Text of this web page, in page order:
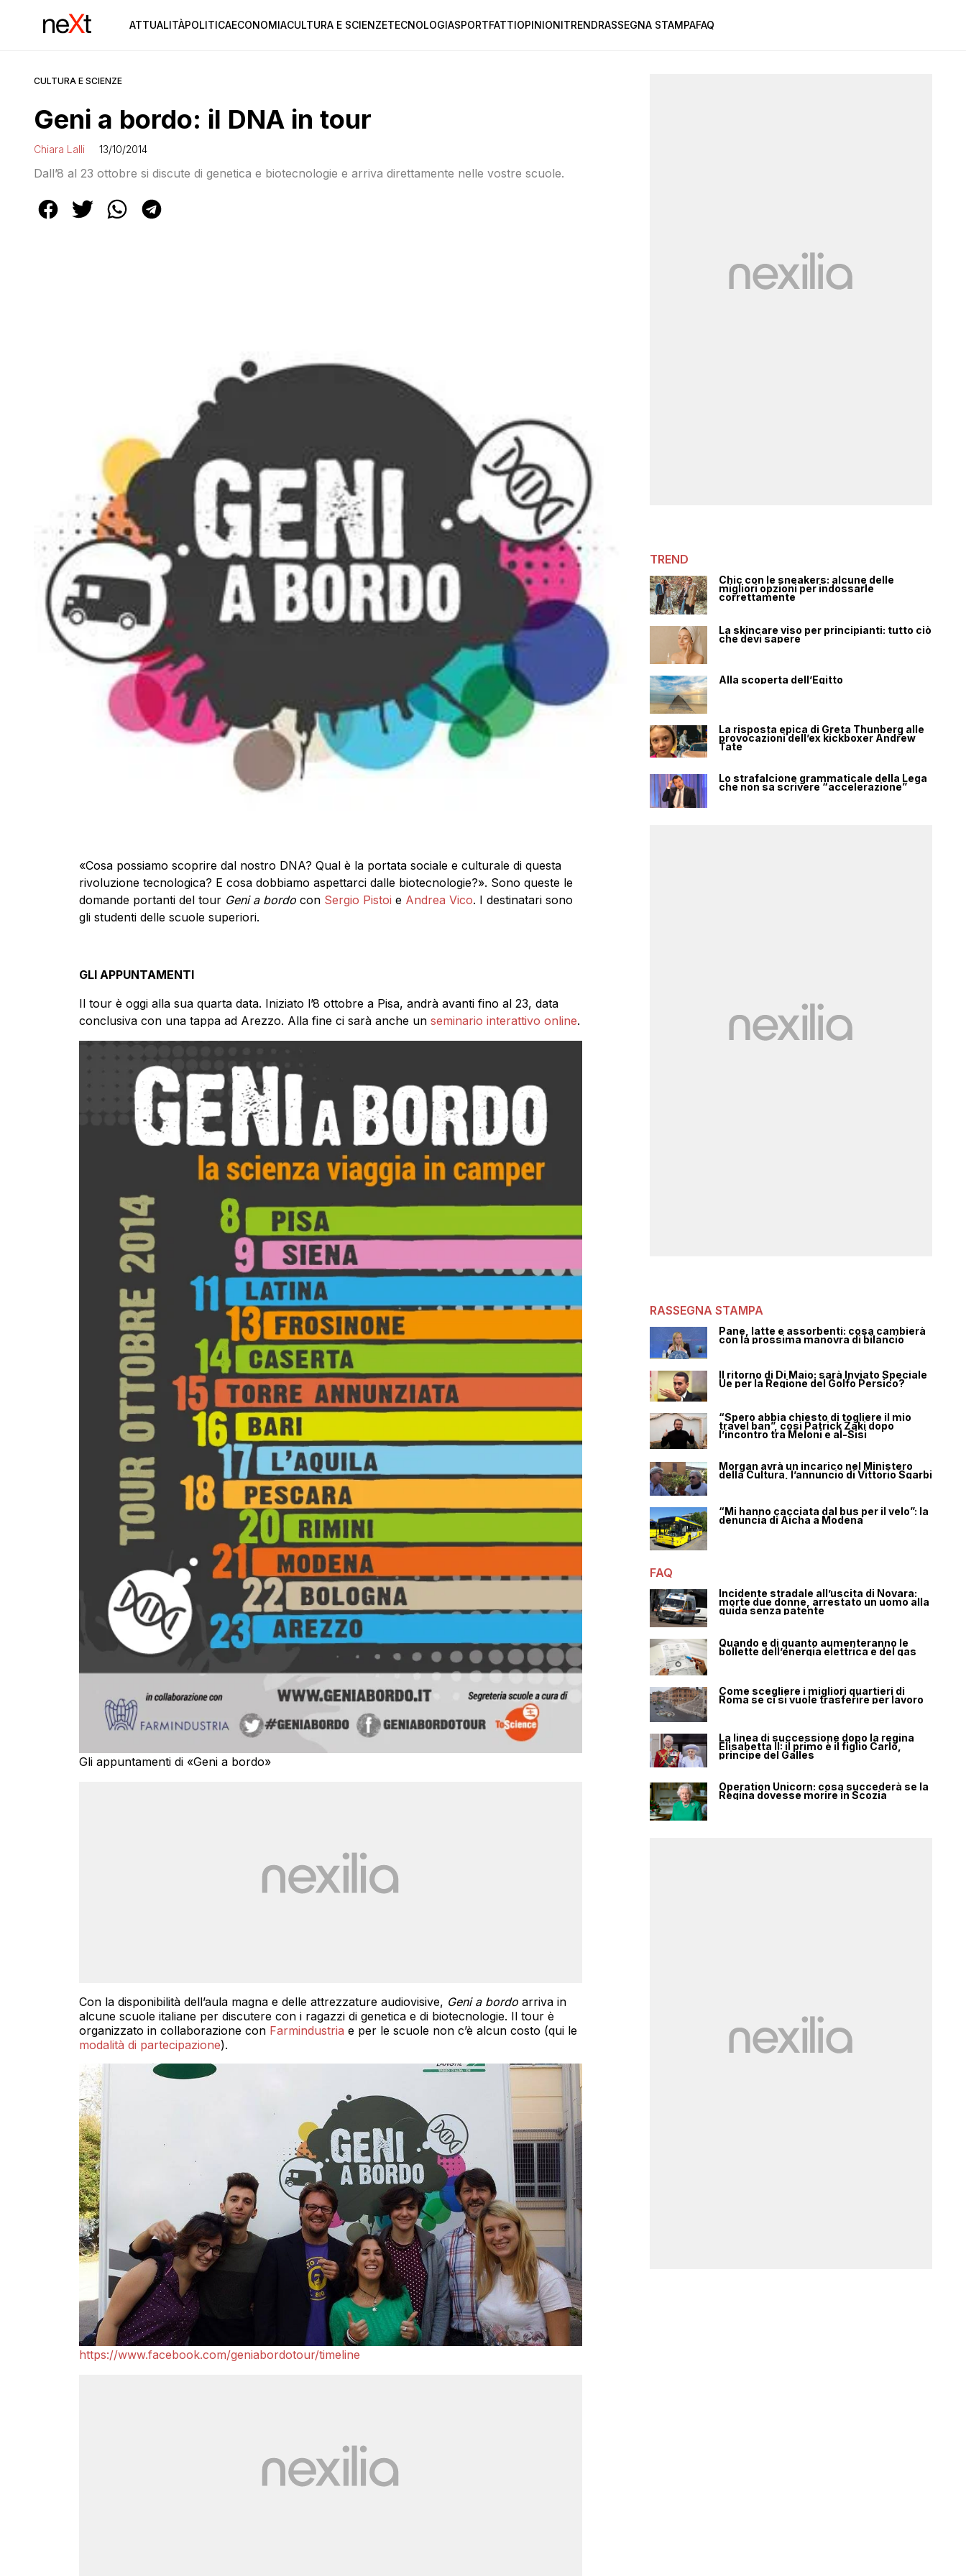
ATTUALITÀPOLITICAECONOMIACULTURA E SCIENZETECNOLOGIASPORTFATTIOPINIONITRENDRASSEGNA STAMPAFAQ
CULTURA E SCIENZE
Geni a bordo: il DNA in tour
Chiara Lalli 13/10/2014
Dall’8 al 23 ottobre si discute di genetica e biotecnologie e arriva direttamente nelle vostre scuole.
«Cosa possiamo scoprire dal nostro DNA? Qual è la portata sociale e culturale di questa
rivoluzione tecnologica? E cosa dobbiamo aspettarci dalle biotecnologie?». Sono queste le
domande portanti del tour Geni a bordocon Sergio Pistoi e Andrea Vico. I destinatari sono
gli studenti delle scuole superiori.
GLI APPUNTAMENTI
Il tour è oggi alla sua quarta data. Iniziato l’8 ottobre a Pisa, andrà avanti fino al 23, data
conclusiva con una tappa ad Arezzo. Alla fine ci sarà anche un seminario interattivo online.
Gli appuntamenti di «Geni a bordo»
Con la disponibilità dell’aula magna e delle attrezzature audiovisive, Geni a bordoarriva in
alcune scuole italiane per discutere con i ragazzi di genetica e di biotecnologie. Il tour è
organizzato in collaborazione con Farmindustria e per le scuole non c’è alcun costo (qui le
modalità di partecipazione).
https://www.facebook.com/geniabordotour/timeline
TREND
Chic con le sneakers: alcune delle
migliori opzioni per indossarle
correttamente
La skincare viso per principianti: tutto ciò
che devi sapere
Alla scoperta dell’Egitto
La risposta epica di Greta Thunberg alle
provocazioni dell’ex kickboxer Andrew
Tate
Lo strafalcione grammaticale della Lega
che non sa scrivere “accelerazione”
RASSEGNA STAMPA
Pane, latte e assorbenti: cosa cambierà
con la prossima manovra di bilancio
Il ritorno di Di Maio: sarà Inviato Speciale
Ue per la Regione del Golfo Persico?
“Spero abbia chiesto di togliere il mio
travel ban”, così Patrick Zaki dopo
l’incontro tra Meloni e al-Sisi
Morgan avrà un incarico nel Ministero
della Cultura, l’annuncio di Vittorio Sgarbi
“Mi hanno cacciata dal bus per il velo”: la
denuncia di Aicha a Modena
FAQ
Incidente stradale all’uscita di Novara:
morte due donne, arrestato un uomo alla
guida senza patente
Quando e di quanto aumenteranno le
bollette dell’energia elettrica e del gas
Come scegliere i migliori quartieri di
Roma se ci si vuole trasferire per lavoro
La linea di successione dopo la regina
Elisabetta II: il primo è il figlio Carlo,
principe del Galles
Operation Unicorn: cosa succederà se la
Regina dovesse morire in Scozia